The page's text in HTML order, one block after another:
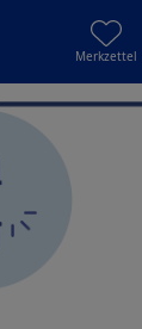
Merkzettel